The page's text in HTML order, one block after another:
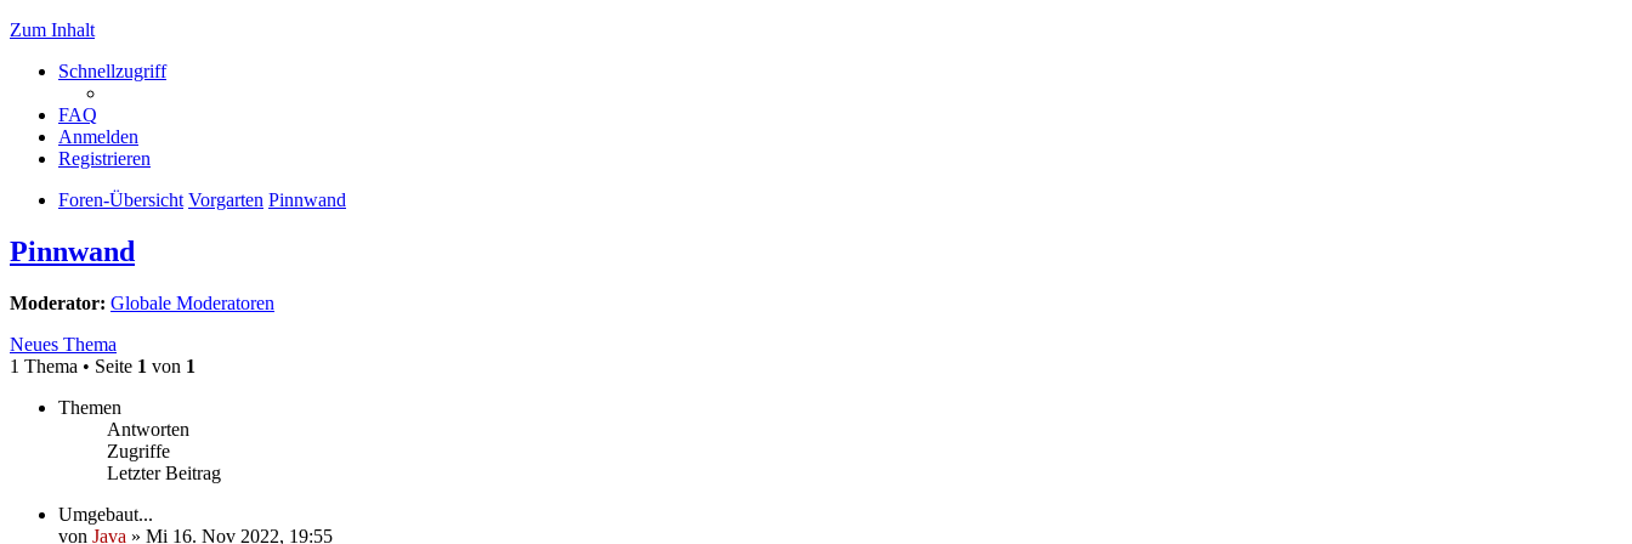
Zum Inhalt
Schnellzugriff
FAQ
Anmelden
Registrieren
Foren-Übersicht Vorgarten Pinnwand
Pinnwand
Moderator: Globale Moderatoren
Neues Thema
1 Thema • Seite 1 von 1
Themen
Antworten
Zugriffe
Letzter Beitrag
Umgebaut...
von Java » Mi 16. Nov 2022, 19:55